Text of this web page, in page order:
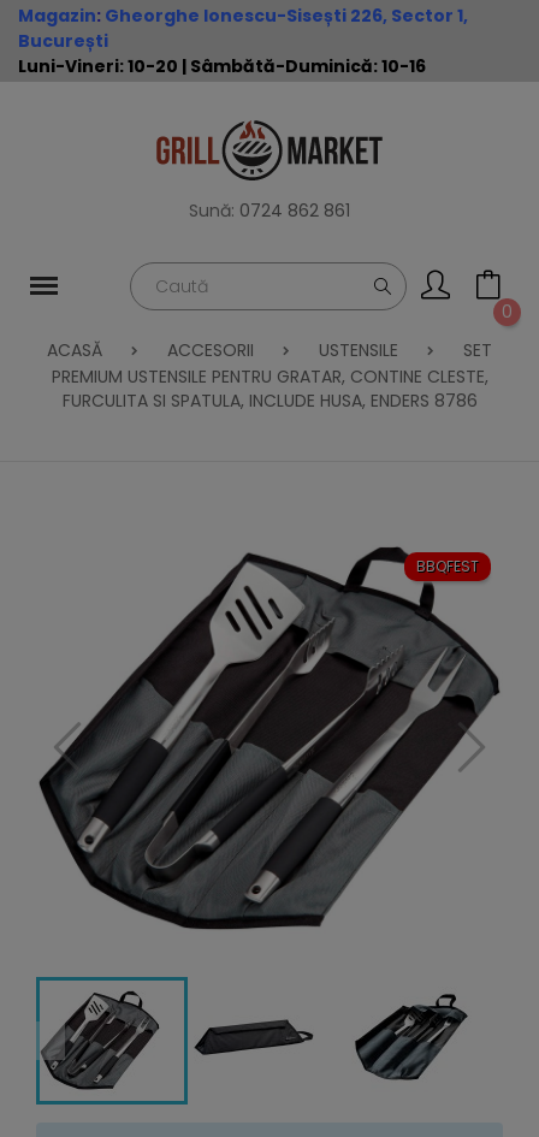
Magazin: Gheorghe Ionescu-Sisești 226, Sector 1,
București
Luni-Vineri: 10-20 | Sâmbătă-Duminică: 10-16
Sună: 0724 862 861
0
ACASĂ
ACCESORII USTENSILE
SET
PREMIUM USTENSILE PENTRU GRATAR, CONTINE CLESTE,
FURCULITA SI SPATULA, INCLUDE HUSA, ENDERS 8786
BBQFEST